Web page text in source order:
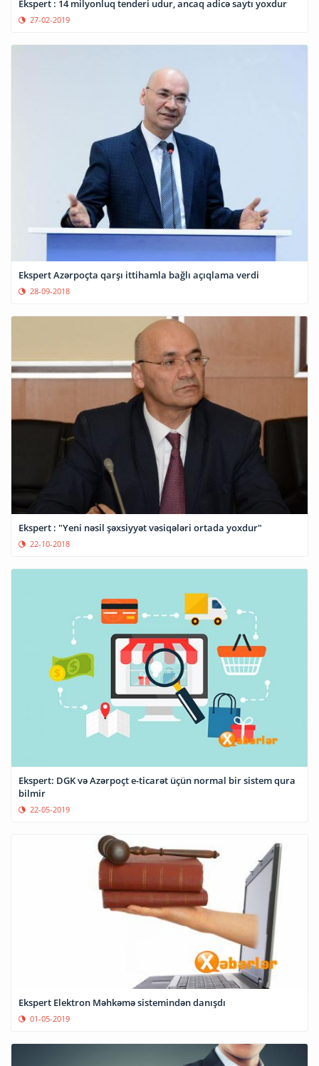
Ekspert : 14 milyonluq tenderi udur, ancaq adicə saytı yoxdur
27-02-2019
Ekspert Azərpoçta qarşı ittihamla bağlı açıqlama verdi
28-09-2018
Ekspert : "Yeni nəsil şəxsiyyət vəsiqələri ortada yoxdur"
22-10-2018
Ekspert: DGK və Azərpoçt e-ticarət üçün normal bir sistem qura
bilmir
22-05-2019
Ekspert Elektron Məhkəmə sistemindən danışdı
01-05-2019